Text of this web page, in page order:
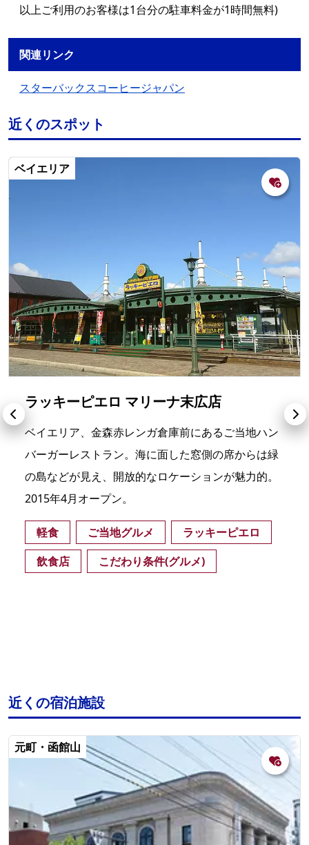
以上ご利用のお客様は1台分の駐車料金が1時間無料)
関連リンク
スターバックスコーヒージャパン
近くのスポット
ベイエリア
ラッキーピエロ マリーナ末広店
ベイエリア、金森赤レンガ倉庫前にあるご当地ハン
バーガーレストラン。海に面した窓側の席からは緑
の島などが見え、開放的なロケーションが魅力的。
2015年4月オープン。
軽食 ご当地グルメ
ラッキーピエロ
飲食店
こだわり条件(グルメ)
近くの宿泊施設
元町・函館山